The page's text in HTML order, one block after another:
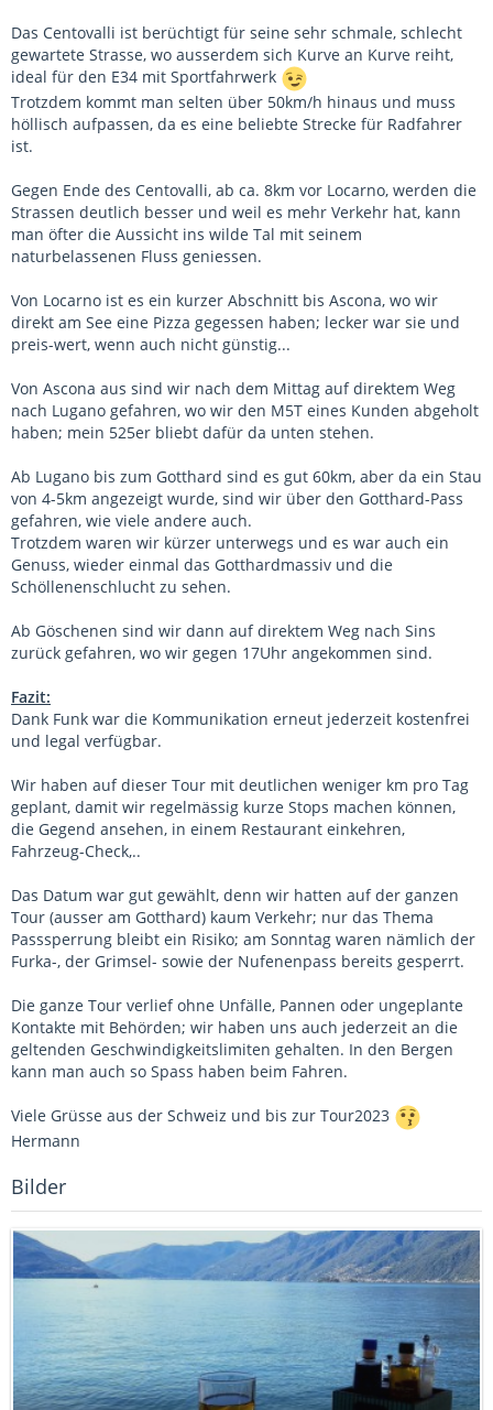
Das Centovalli ist berüchtigt für seine sehr schmale, schlecht
gewartete Strasse, wo ausserdem sich Kurve an Kurve reiht,
ideal für den E34 mit Sportfahrwerk
Trotzdem kommt man selten über 50km/h hinaus und muss
höllisch aufpassen, da es eine beliebte Strecke für Radfahrer
ist.
Gegen Ende des Centovalli, ab ca. 8km vor Locarno, werden die
Strassen deutlich besser und weil es mehr Verkehr hat, kann
man öfter die Aussicht ins wilde Tal mit seinem
naturbelassenen Fluss geniessen.
Von Locarno ist es ein kurzer Abschnitt bis Ascona, wo wir
direkt am See eine Pizza gegessen haben; lecker war sie und
preis-wert, wenn auch nicht günstig...
Von Ascona aus sind wir nach dem Mittag auf direktem Weg
nach Lugano gefahren, wo wir den M5T eines Kunden abgeholt
haben; mein 525er bliebt dafür da unten stehen.
Ab Lugano bis zum Gotthard sind es gut 60km, aber da ein Stau
von 4-5km angezeigt wurde, sind wir über den Gotthard-Pass
gefahren, wie viele andere auch.
Trotzdem waren wir kürzer unterwegs und es war auch ein
Genuss, wieder einmal das Gotthardmassiv und die
Schöllenenschlucht zu sehen.
Ab Göschenen sind wir dann auf direktem Weg nach Sins
zurück gefahren, wo wir gegen 17Uhr angekommen sind.
Fazit:
Dank Funk war die Kommunikation erneut jederzeit kostenfrei
und legal verfügbar.
Wir haben auf dieser Tour mit deutlichen weniger km pro Tag
geplant, damit wir regelmässig kurze Stops machen können,
die Gegend ansehen, in einem Restaurant einkehren,
Fahrzeug-Check,..
Das Datum war gut gewählt, denn wir hatten auf der ganzen
Tour (ausser am Gotthard) kaum Verkehr; nur das Thema
Passsperrung bleibt ein Risiko; am Sonntag waren nämlich der
Furka-, der Grimsel- sowie der Nufenenpass bereits gesperrt.
Die ganze Tour verlief ohne Unfälle, Pannen oder ungeplante
Kontakte mit Behörden; wir haben uns auch jederzeit an die
geltenden Geschwindigkeitslimiten gehalten. In den Bergen
kann man auch so Spass haben beim Fahren.
Viele Grüsse aus der Schweiz und bis zur Tour2023
Hermann
Bilder